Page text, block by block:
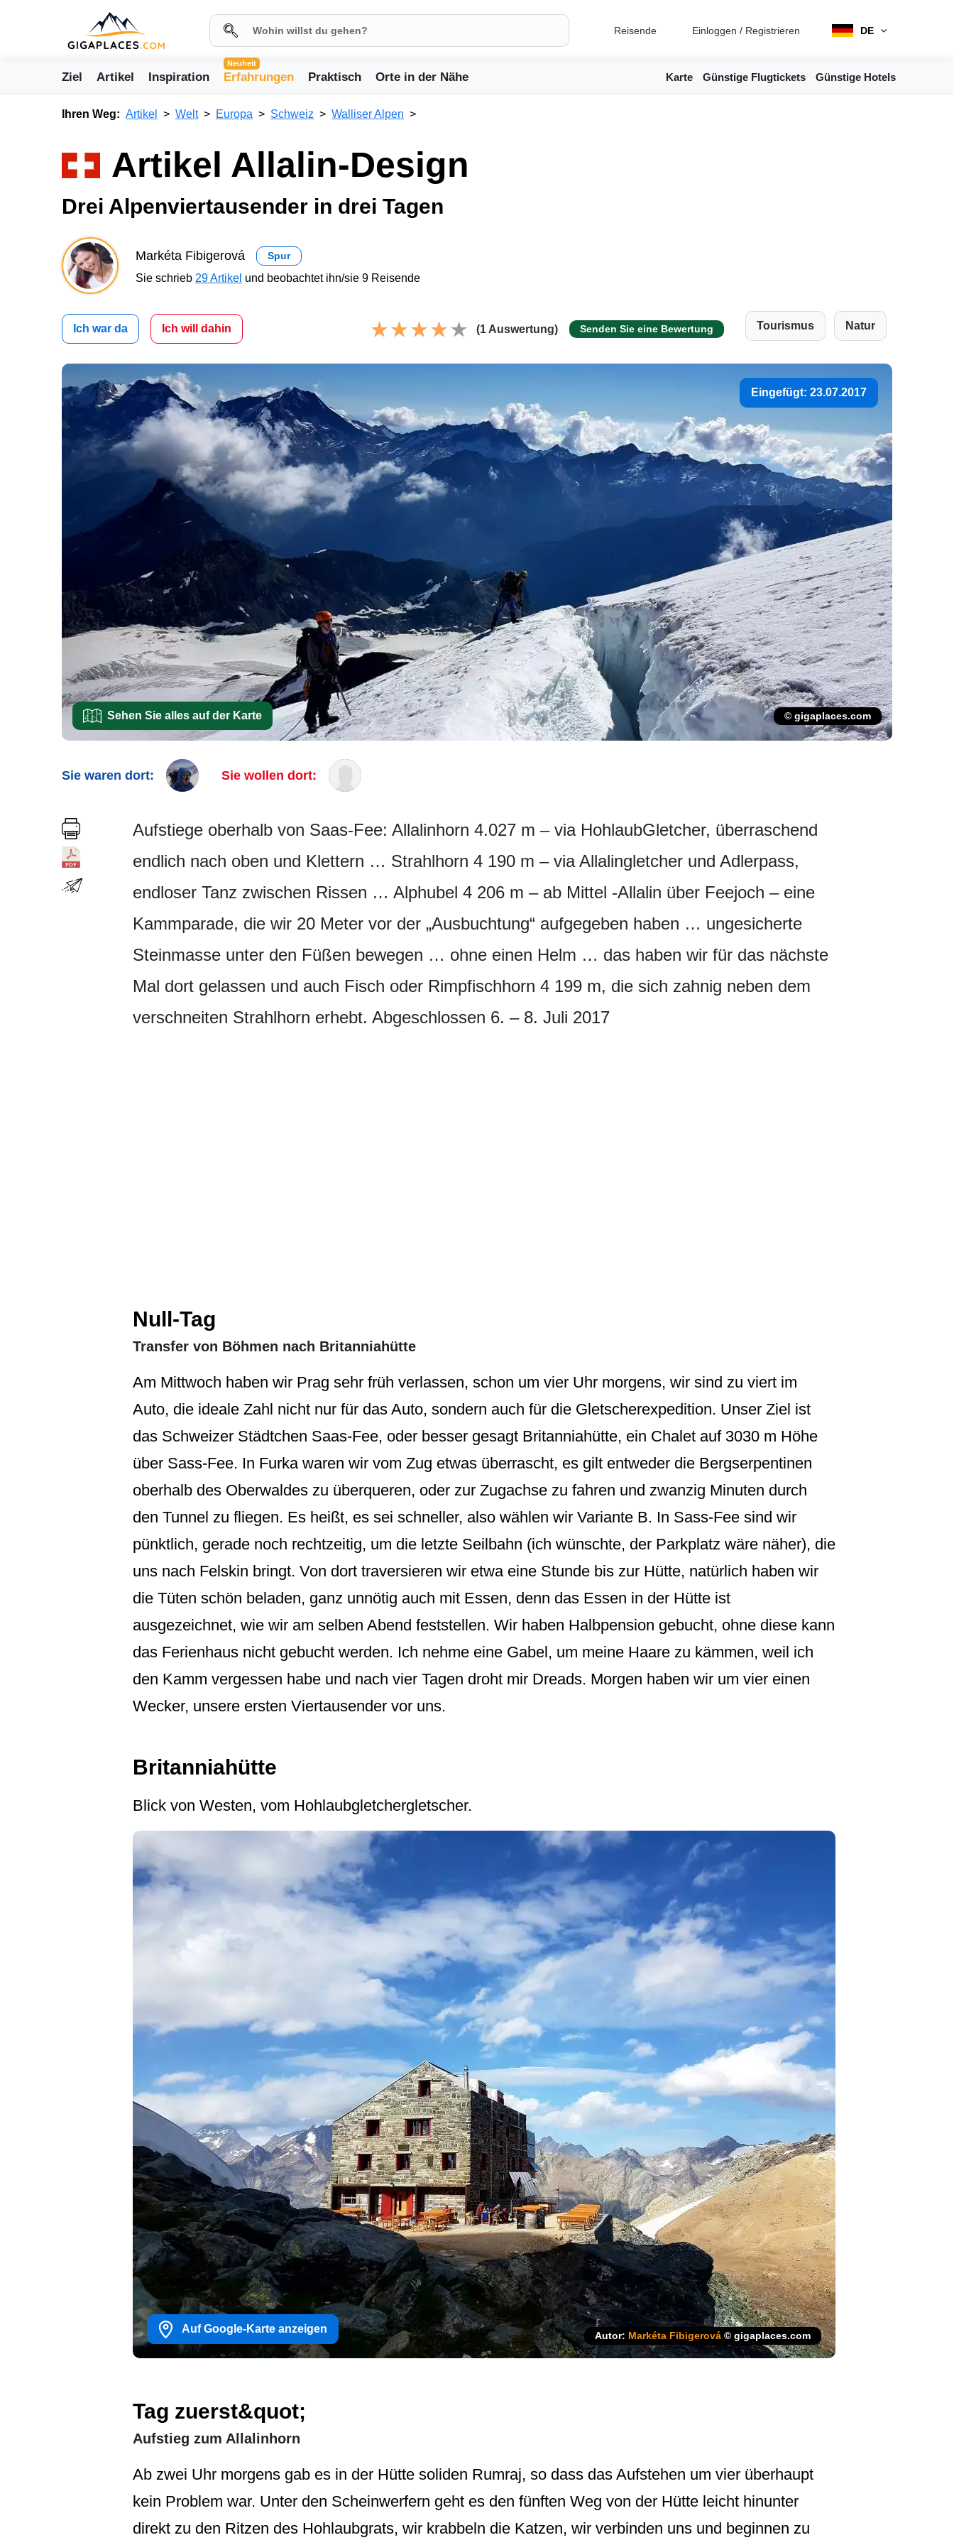
Reisende Einloggen / Registrieren DE
Ziel Artikel Inspiration
Neuheit
Erfahrungen Praktisch Orte in der Nähe Karte Günstige Flugtickets Günstige Hotels
Ihren Weg: Artikel Welt Europa Schweiz Walliser Alpen
Artikel Allalin-Design
Drei Alpenviertausender in drei Tagen
Markéta Fibigerová Spur
Sie schrieb 29 Artikel und beobachtet ihn/sie 9 Reisende
Ich war da Ich will dahin (1 Auswertung) Senden Sie eine Bewertung Tourismus Natur
Eingefügt: 23.07.2017
Sehen Sie alles auf der Karte © gigaplaces.com
Sie waren dort: Sie wollen dort:
Aufstiege oberhalb von Saas-Fee: Allalinhorn 4.027 m – via HohlaubGletcher, überraschend
endlich nach oben und Klettern … Strahlhorn 4 190 m – via Allalingletcher und Adlerpass,
endloser Tanz zwischen Rissen … Alphubel 4 206 m – ab Mittel -Allalin über Feejoch – eine
Kammparade, die wir 20 Meter vor der „Ausbuchtung“ aufgegeben haben … ungesicherte
Steinmasse unter den Füßen bewegen … ohne einen Helm … das haben wir für das nächste
Mal dort gelassen und auch Fisch oder Rimpfischhorn 4 199 m, die sich zahnig neben dem
verschneiten Strahlhorn erhebt. Abgeschlossen 6. – 8. Juli 2017
Null-Tag
Transfer von Böhmen nach Britanniahütte
Am Mittwoch haben wir Prag sehr früh verlassen, schon um vier Uhr morgens, wir sind zu viert im
Auto, die ideale Zahl nicht nur für das Auto, sondern auch für die Gletscherexpe­dition. Unser Ziel ist
das Schweizer Städtchen Saas-Fee, oder besser gesagt Britanniahütte, ein Chalet auf 3030 m Höhe
über Sass-Fee. In Furka waren wir vom Zug etwas überrascht, es gilt entweder die Bergserpentinen
oberhalb des Oberwaldes zu überqueren, oder zur Zugachse zu fahren und zwanzig Minuten durch
den Tunnel zu fliegen. Es heißt, es sei schneller, also wählen wir Variante B. In Sass-Fee sind wir
pünktlich, gerade noch rechtzeitig, um die letzte Seilbahn (ich wünschte, der Parkplatz wäre näher), die
uns nach Felskin bringt. Von dort traversieren wir etwa eine Stunde bis zur Hütte, natürlich haben wir
die Tüten schön beladen, ganz unnötig auch mit Essen, denn das Essen in der Hütte ist
ausgezeichnet, wie wir am selben Abend feststellen. Wir haben Halbpension gebucht, ohne diese kann
das Ferienhaus nicht gebucht werden. Ich nehme eine Gabel, um meine Haare zu kämmen, weil ich
den Kamm vergessen habe und nach vier Tagen droht mir Dreads. Morgen haben wir um vier einen
Wecker, unsere ersten Viertausender vor uns.
Britanniahütte
Blick von Westen, vom Hohlaubgletcher­gletscher.
Auf Google-Karte anzeigen
Autor: Markéta Fibigerová © gigaplaces.com
Tag zuerst&quot;
Aufstieg zum Allalinhorn
Ab zwei Uhr morgens gab es in der Hütte soliden Rumraj, so dass das Aufstehen um vier überhaupt
kein Problem war. Unter den Scheinwerfern geht es den fünften Weg von der Hütte leicht hinunter
direkt zu den Ritzen des Hohlaubgrats, wir krabbeln die Katzen, wir verbinden uns und beginnen zu